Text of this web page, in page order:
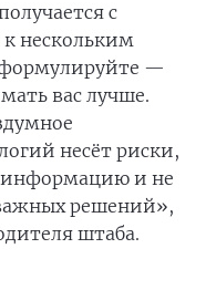
с
к нескольким
—
вас лучше.
несёт риски,
информацию и не
решений»,
штаба.